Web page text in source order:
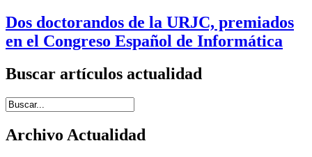
Dos doctorandos de la URJC, premiados
en el Congreso Español de Informática
Buscar artículos actualidad
Introduce términos de búsqueda
Archivo Actualidad